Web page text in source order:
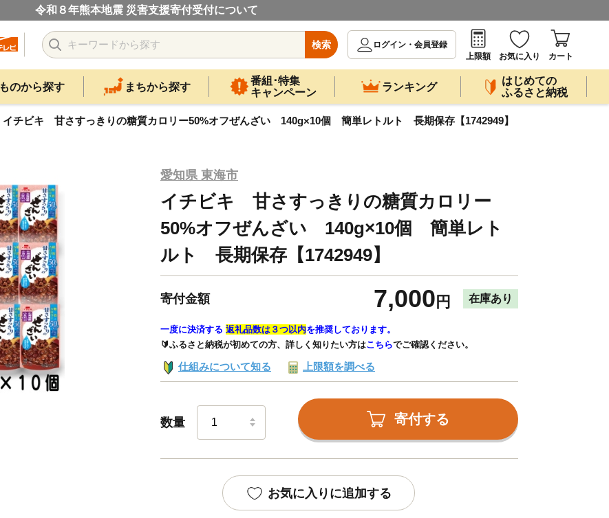
令和８年熊本地震 災害支援寄付受付について
検索
ログイン・会員登録
上限額
お気に入り カート
ものから探す まちから探す
番組･特集
キャンペーン
ランキング
はじめての
ふるさと納税
イチビキ 甘さすっきりの糖質カロリー50%オフぜんざい 140g×10個 簡単レトルト 長期保存【1742949】
愛知県 東海市
イチビキ 甘さすっきりの糖質カロリー
50%オフぜんざい 140g×10個 簡単レト
ルト 長期保存【1742949】
寄付金額 7,000 円 在庫あり
一度に決済する 返礼品数は３つ以内を推奨しております。
🔰ふるさと納税が初めての方、詳しく知りたい方はこちらでご確認ください。
仕組みについて知る 上限額を調べる
数量 寄付する
お気に入りに追加する